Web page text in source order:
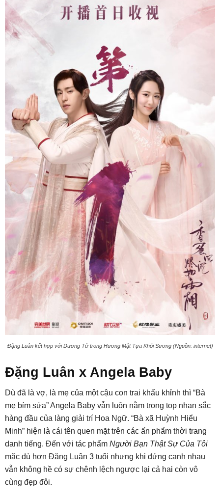
Đặng Luân kết hợp với Dương Tử trong Hương Mật Tựa Khói Sương (Nguồn: internet)
Đặng Luân x Angela Baby
Dù đã là vợ, là mẹ của một cậu con trai khấu khỉnh thì “Bà
mẹ bỉm sửa” Angela Baby vẫn luôn nằm trong top nhan sắc
hàng đầu của làng giải trí Hoa Ngữ. “Bà xã Huỳnh Hiểu
Minh” hiện là cái tên quen mặt trên các ấn phẩm thời trang
danh tiếng. Đến với tác phẩm Người Bạn Thật Sự Của Tôi
mặc dù hơn Đặng Luân 3 tuổi nhưng khi đứng cạnh nhau
vẫn không hề có sự chênh lệch ngược lại cả hai còn vô
cùng đẹp đôi.